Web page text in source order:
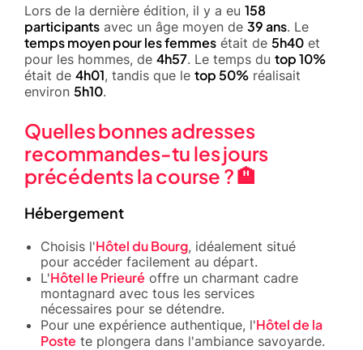
Lors de la dernière édition, il y a eu 158
participants avec un âge moyen de 39 ans. Le
temps moyen pour les femmes était de 5h40 et
pour les hommes, de 4h57. Le temps du top 10%
était de 4h01, tandis que le top 50% réalisait
environ 5h10.
Quelles bonnes adresses
recommandes-tu les jours
précédents la course ? 🏨
Hébergement
Choisis l'Hôtel du Bourg, idéalement situé
pour accéder facilement au départ.
L'Hôtel le Prieuré offre un charmant cadre
montagnard avec tous les services
nécessaires pour se détendre.
Pour une expérience authentique, l'Hôtel de la
Poste te plongera dans l'ambiance savoyarde.